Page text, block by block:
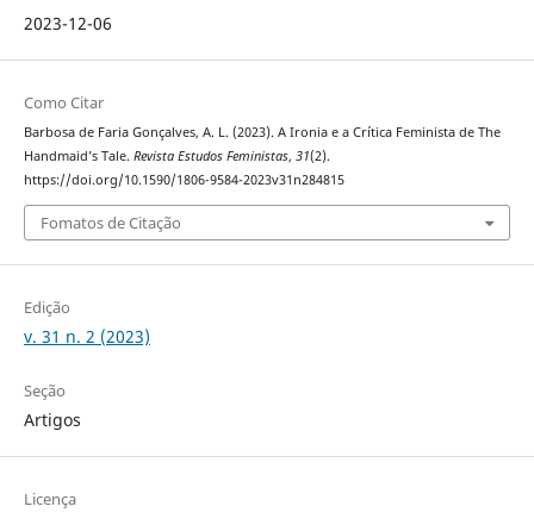
2023-12-06
Como Citar
Barbosa de Faria Gonçalves, A. L. (2023). A Ironia e a Crítica Feminista de The
Handmaid’s Tale. Revista Estudos Feministas, 31(2).
https://doi.org/10.1590/1806-9584-2023v31n284815
Fomatos de Citação
Edição
v. 31 n. 2 (2023)
Seção
Artigos
Licença